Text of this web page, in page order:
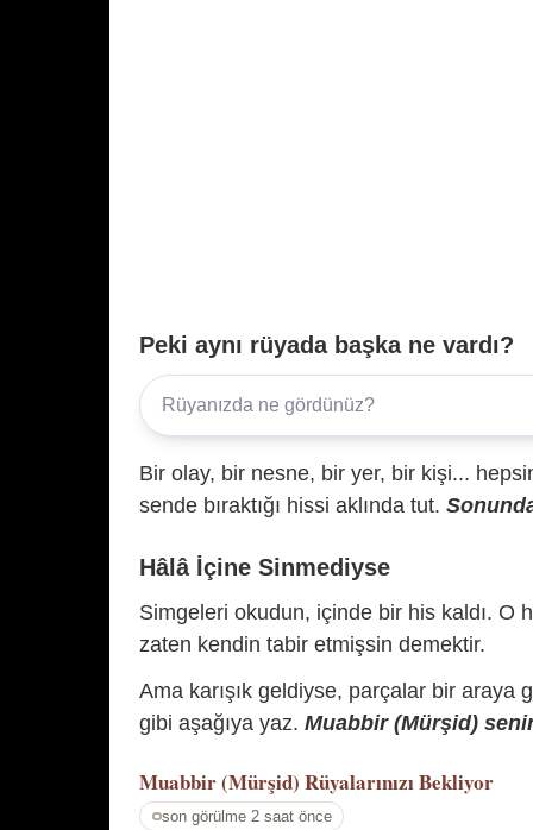
Peki aynı rüyada başka ne vardı?
Bir olay, bir nesne, bir yer, bir kişi...
sende bıraktığı hissi aklında tut.
Hâlâ İçine Sinmediyse
Simgeleri okudun, içinde bir his kaldı. O
zaten kendin tabir etmişsin demektir.
Ama karışık geldiyse, parçalar bir araya
gibi aşağıya yaz. Muabbir (Mürşid)
Muabbir (Mürşid) Rüyalarınızı Bekliyor
son görülme 2 saat önce